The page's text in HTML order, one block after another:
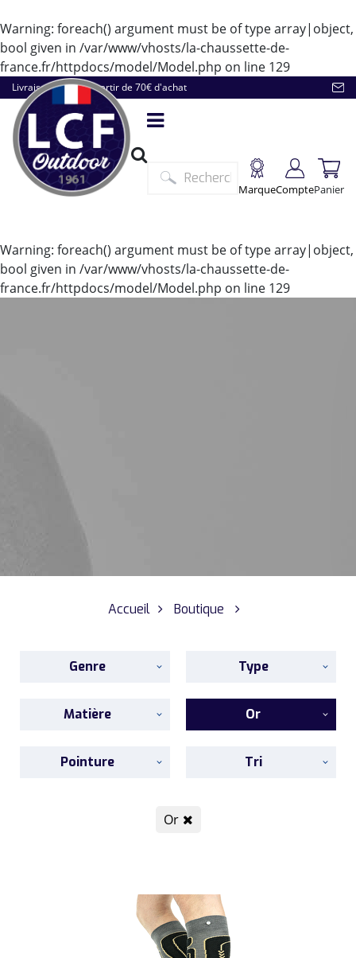
Warning: foreach() argument must be of type array|object,
bool given in /var/www/vhosts/la-chaussette-de-
france.fr/httpdocs/model/Model.php on line 129
Livraison offerte à partir de 70€ d'achat
MarqueComptePanier
Warning: foreach() argument must be of type array|object,
bool given in /var/www/vhosts/la-chaussette-de-
france.fr/httpdocs/model/Model.php on line 129
Accueil Boutique
Genre Type
Matière Or
Pointure Tri
Or